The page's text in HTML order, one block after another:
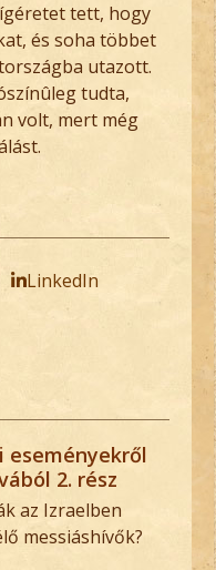
tett, hogy
és soha többet
utazott.
tudta,
volt, mert még
LinkedIn
eseményekről
2. rész
az Izraelben
messiáshívők?